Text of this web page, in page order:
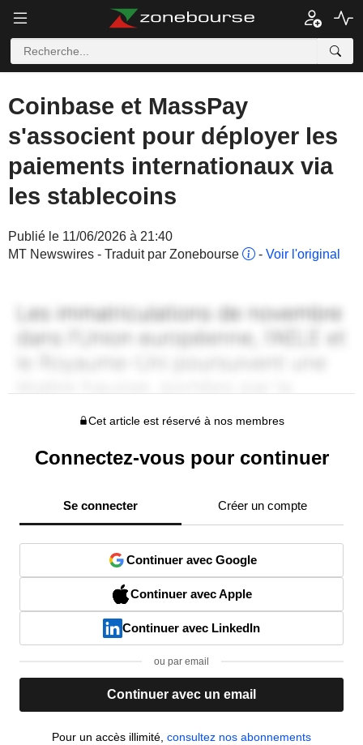
Coinbase et MassPay
s'associent pour déployer les
paiements internationaux via
les stablecoins
Publié le 11/06/2026 à 21:40
MT Newswires - Traduit par Zonebourse
- Voir l'original
Cet article est réservé à nos membres
Connectez-vous pour continuer
Se connecter Créer un compte
Continuer avec Google
Continuer avec Apple
Continuer avec LinkedIn
ou par email
Continuer avec un email
Pour un accès illimité, consultez nos abonnements